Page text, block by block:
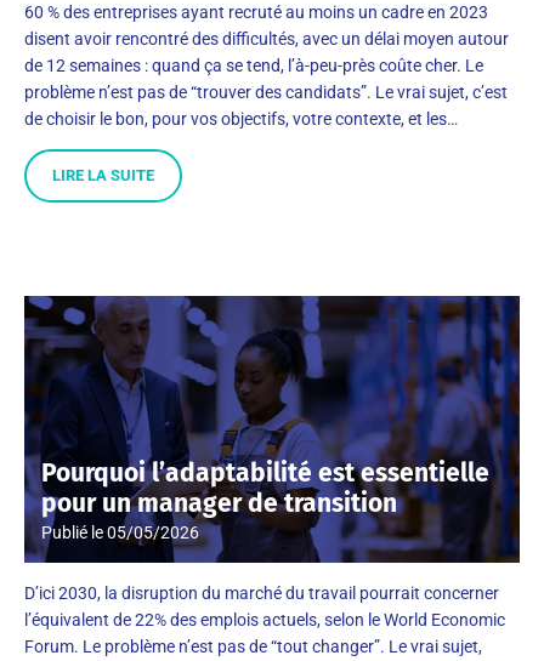
60 % des entreprises ayant recruté au moins un cadre en 2023
disent avoir rencontré des difficultés, avec un délai moyen autour
de 12 semaines : quand ça se tend, l’à-peu-près coûte cher. Le
problème n’est pas de “trouver des candidats”. Le vrai sujet, c’est
de choisir le bon, pour vos objectifs, votre contexte, et les…
LIRE LA SUITE
Pourquoi l’adaptabilité est essentielle
pour un manager de transition
Publié le05/05/2026
D’ici 2030, la disruption du marché du travail pourrait concerner
l’équivalent de 22% des emplois actuels, selon le World Economic
Forum. Le problème n’est pas de “tout changer”. Le vrai sujet,